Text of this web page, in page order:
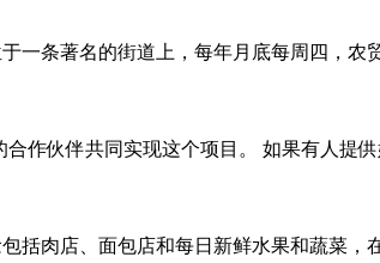
一条著名的街道上，每年月底每周四，农
作伙伴共同实现这个项目。 如果有人提
括肉店、面包店和每日新鲜水果和蔬菜，